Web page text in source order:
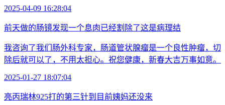
2025-04-09 16:28:04
前天做的肠镜发现一个息肉已经割除了这是病理结
我咨询了我们肠外科专家，肠道管状腺瘤是一个良性肿瘤，切
除后就可以了，不用太担心。祝您健康，新春大吉万事如意。
2025-01-27 18:07:04
亮丙瑞林925打的第三针到目前姨妈还没来